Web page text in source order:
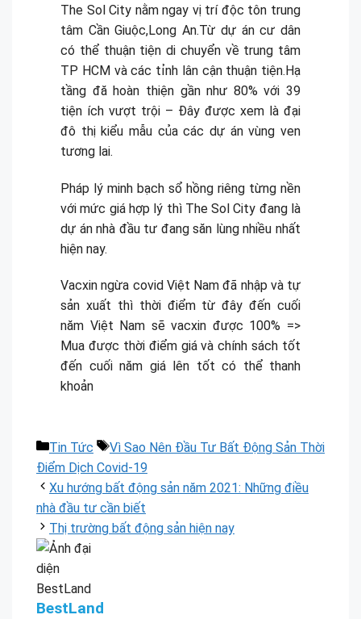
The Sol City nằm ngay vị trí độc tôn trung
tâm Cần Giuộc,Long An.Từ dự án cư dân
có thể thuận tiện di chuyển về trung tâm
TP HCM và các tỉnh lân cận thuận tiện.Hạ
tầng đă hoàn thiện gần như 80% với 39
tiện ích vượt trội – Đây được xem là đại
đô thị kiểu mẫu của các dự án vùng ven
tương lai.
Pháp lý minh bạch sổ hồng riêng từng nền
với mức giá hợp lý thì The Sol City đang là
dự án nhà đầu tư đang săn lùng nhiều nhất
hiện nay.
Vacxin ngừa covid Việt Nam đã nhập và tự
sản xuất thì thời điểm từ đây đến cuối
năm Việt Nam sẽ vacxin được 100% =>
Mua được thời điểm giá và chính sách tốt
đến cuối năm giá lên tốt có thể thanh
khoản
Danh
mục
Tin Tức Thẻ
Vì Sao Nên Đầu Tư Bất Động Sản Thời
Điểm Dịch Covid-19
Xu hướng bất động sản năm 2021: Những điều
nhà đầu tư cần biết
Thị trường bất động sản hiện nay
BestLand